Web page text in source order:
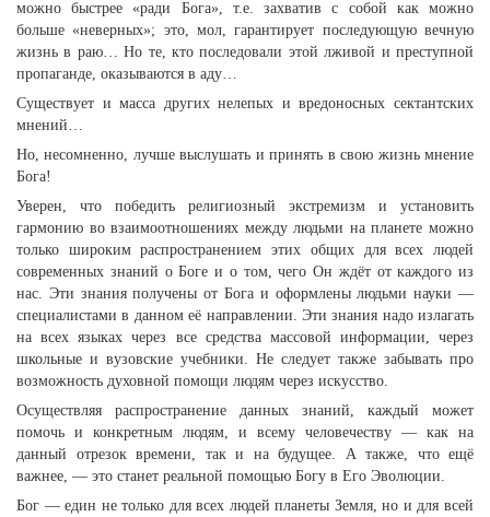
можно быстрее «ради Бога», т.е. захватив с собой как можно
больше «неверных»; это, мол, гарантирует последующую вечную
жизнь в раю… Но те, кто последовали этой лживой и преступной
пропаганде, оказываются в аду…
Существует и масса других нелепых и вредоносных сектантских
мнений…
Но, несомненно, лучше выслушать и принять в свою жизнь мнение
Бога!
Уверен, что победить религиозный экстремизм и установить
гармонию во взаимоотношениях между людьми на планете можно
только широким распространением этих общих для всех людей
современных знаний о Боге и о том, чего Он ждёт от каждого из
нас. Эти знания получены от Бога и оформлены людьми науки —
специалистами в данном её направлении. Эти знания надо излагать
на всех языках через все средства массовой информации, через
школьные и вузовские учебники. Не следует также забывать про
возможность духовной помощи людям через искусство.
Осуществляя распространение данных знаний, каждый может
помочь и конкретным людям, и всему человечеству — как на
данный отрезок времени, так и на будущее. А также, что ещё
важнее, — это станет реальной помощью Богу в Его Эволюции.
Бог — един не только для всех людей планеты Земля, но и для всей